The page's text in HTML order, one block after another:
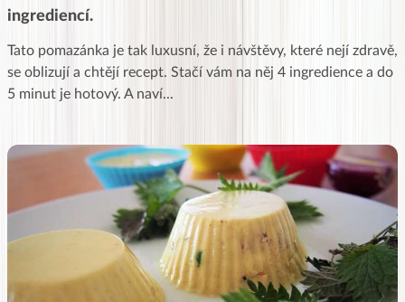
ingrediencí.
Tato pomazánka je tak luxusní, že i návštěvy, které nejí zdravě,
se oblizují a chtějí recept. Stačí vám na něj 4 ingredience a do
5 minut je hotový. A naví...